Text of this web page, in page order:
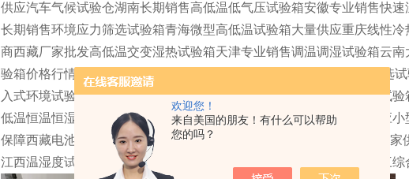
欢迎您！
来自美国的朋友！有什么可以帮助
您的吗？
供应汽车气候试验仓湖南长期销售高低温低气压试验箱安徽专业销售快
长期销售环境应力筛选试验箱青海微型高低温试验箱大量供应重庆线性
商西藏厂家批发高低温交变湿热试验箱天津专业销售调温调湿试验箱云
验箱价格行情福建PVC盐雾试验箱批发价格浙江大量供应ESS应力筛选
入式环境试验室批发价格广西温度冲击试验箱价格海南快速温变湿热试
低温恒温恒湿试验箱甘肃批发高低温冲击试验箱生产厂家云南大量供应
保障西藏电池防爆高低温试验箱供应商价格四川*UV老化试验箱河北厂
江西温湿度试验箱批发价格海南管道式高低温试验箱生产厂家黑龙江三